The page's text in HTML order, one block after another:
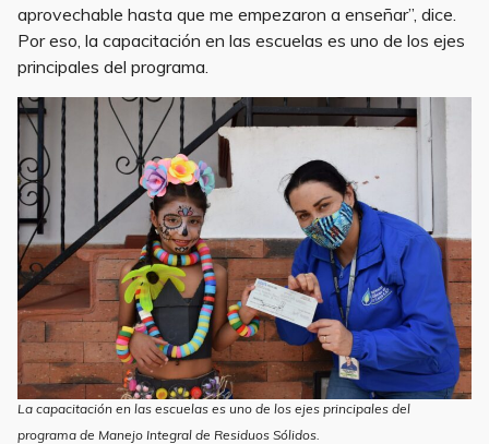
aprovechable hasta que me empezaron a enseñar”, dice.
Por eso, la capacitación en las escuelas es uno de los ejes
principales del programa.
La capacitación en las escuelas es uno de los ejes principales del
programa de Manejo Integral de Residuos Sólidos.